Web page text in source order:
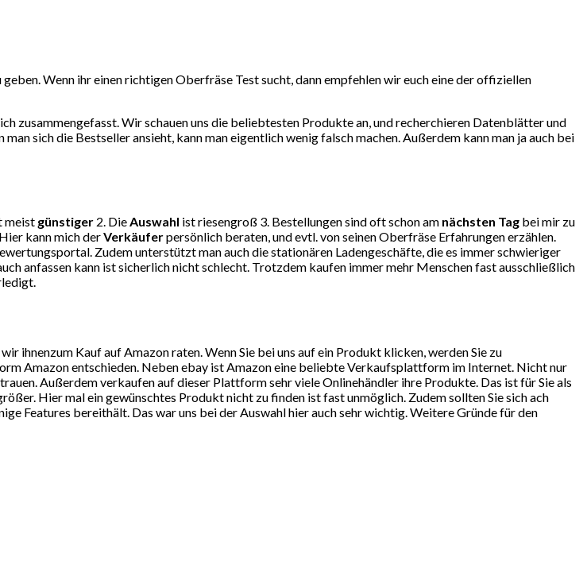
Wenn ihr einen richtigen Oberfräse Test sucht, dann empfehlen wir euch eine der offiziellen
zusammengefasst. Wir schauen uns die beliebtesten Produkte an, und recherchieren Datenblätter und
sich die Bestseller ansieht, kann man eigentlich wenig falsch machen. Außerdem kann man ja auch bei
meist günstiger 2. DieAuswahl ist riesengroß 3. Bestellungen sind oft schon am nächsten Tag bei mir zu
kann mich derVerkäuferpersönlich beraten, und evtl. von seinen Oberfräse Erfahrungen erzählen.
Zudem unterstützt man auch die stationären Ladengeschäfte, die es immer schwieriger
anfassen kann ist sicherlich nicht schlecht. Trotzdem kaufen immer mehr Menschen fast ausschließlich
ihnenzum Kauf auf Amazon raten. Wenn Sie bei uns auf ein Produkt klicken, werden Sie zu
Amazon entschieden. Neben ebay ist Amazon eine beliebte Verkaufsplattform im Internet. Nicht nur
Außerdem verkaufen auf dieser Plattform sehr viele Onlinehändler ihre Produkte. Das ist für Sie als
Hier mal ein gewünschtes Produkt nicht zu finden ist fast unmöglich. Zudem sollten Sie sich ach
Features bereithält. Das war uns bei der Auswahl hier auch sehr wichtig. Weitere Gründe für den